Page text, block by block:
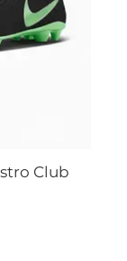
Club